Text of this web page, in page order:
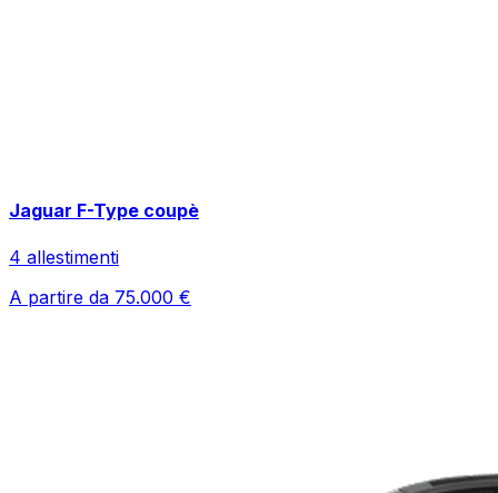
Jaguar F-Type coupè
4 allestimenti
A partire da 75.000 €